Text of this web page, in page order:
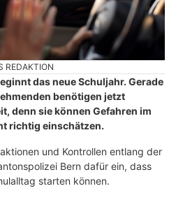
REDAKTION
das neue Schuljahr. Gerade
benötigen jetzt
denn sie können Gefahren im
richtig einschätzen.
und Kontrollen entlang der
Bern dafür ein, dass
starten können.